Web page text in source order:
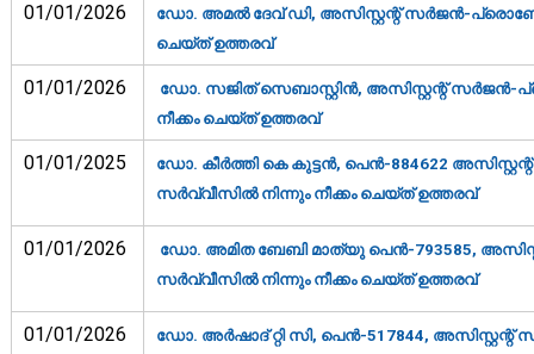
01/01/2026
ഡോ. അമല്‍ ദേവ് ഡി, അസിസ്റ്റന്റ് സര്‍ജന്‍-
ചെയ്ത് ഉത്തരവ്‌
01/01/2026
ഡോ. സജിത് സെബാസ്റ്റിന്‍, അസിസ്റ്റന്റ് സര്‍ജന്‍-
നീക്കം ചെയ്ത് ഉത്തരവ്‌
01/01/2025
ഡോ. കീര്‍ത്തി കെ കുട്ടന്‍, പെന്‍-884622
സര്‍വ്വീസില്‍ നിന്നും നീക്കം ചെയ്ത് ഉത്തരവ്‌
01/01/2026
ഡോ. അമിത ബേബി മാത്യു പെന്‍-793585,
സര്‍വ്വീസില്‍ നിന്നും നീക്കം ചെയ്ത് ഉത്തരവ്‌
01/01/2026
ഡോ. അര്‍ഷാദ് റ്റി സി, പെന്‍-517844,